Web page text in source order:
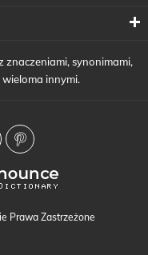
znaczeniami, synonimami,
wieloma innymi.
Prawa Zastrzeżone